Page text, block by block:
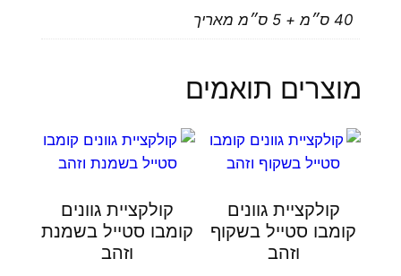
40 ס״מ + 5 ס״מ מאריך
מוצרים תואמים
קולקציית גוונים
קומבו סטייל בשקוף
וזהב
קולקציית גוונים
קומבו סטייל בשמנת
וזהב